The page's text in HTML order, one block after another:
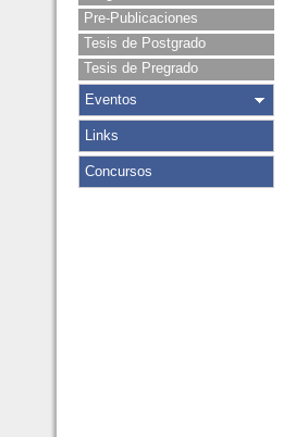
Pre-Publicaciones
Tesis de Postgrado
Tesis de Pregrado
Eventos
Links
Concursos